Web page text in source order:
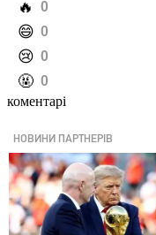
️🔥 0
️😄 0
️😢 0
️🤬 0
коментарі